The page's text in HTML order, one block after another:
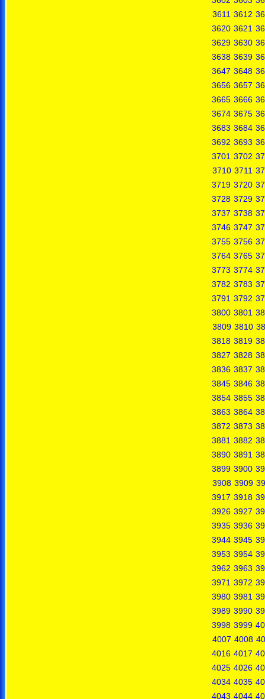
3611 3612
3620 3621
3629 3630
3638 3639
3647 3648
3656 3657
3665 3666
3674 3675
3683 3684
3692 3693
3701 3702
3710 3711
3719 3720
3728 3729
3737 3738
3746 3747
3755 3756
3764 3765
3773 3774
3782 3783
3791 3792
3800 3801
3809 3810
3818 3819
3827 3828
3836 3837
3845 3846
3854 3855
3863 3864
3872 3873
3881 3882
3890 3891
3899 3900
3908 3909
3917 3918
3926 3927
3935 3936
3944 3945
3953 3954
3962 3963
3971 3972
3980 3981
3989 3990
3998 3999
4007 4008
4016 4017
4025 4026
4034 4035
4043 4044